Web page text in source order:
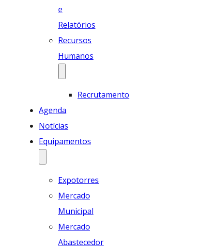
e
Relatórios
Recursos
Humanos
Recrutamento
Agenda
Notícias
Equipamentos
Expotorres
Mercado
Municipal
Mercado
Abastecedor